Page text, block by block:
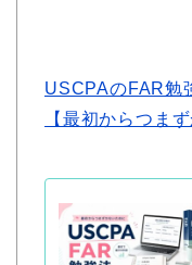
USCPAのFAR勉
【最初からつま